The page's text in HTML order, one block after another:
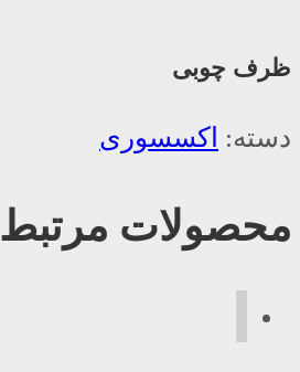
ظرف چوبی
دسته: اکسسوری
محصولات مرتبط